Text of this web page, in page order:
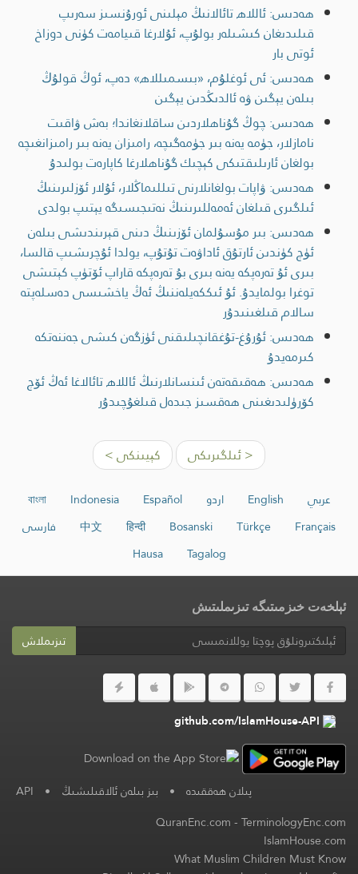
ھەدىس: ئاللاھ تائالانىڭ مېلىنى ئورۇنسىز سەرىپ
قىلىدىغان كىشىلەر بولۇپ، ئۇلارغا قىيامەت كۈنى دوزاخ
ئوتى بار
ھەدىس: ئى ئوغلۇم، «بىسمىللاھ» دەپ، ئوڭ قولۇڭ
بىلەن يېگىن ۋە ئالدىڭدىن يېگىن
ھەدىس: چوڭ گۇناھلاردىن ساقلانغاندا؛ بەش ۋاقىت
نامازلار، جۈمە يەنە بىر جۈمەگىچە، رامىزان يەنە بىر رامىزانغىچە
بولغان ئارىلىقتىكى كېچىك گۇناھلارغا كاپارەت بولىدۇ
ھەدىس: ۋاپات بولغانلارنى تىللىماڭلار، ئۇلار ئۆزلىرىنىڭ
ئىلگىرى قىلغان ئەمەللىرىنىڭ نەتىجىسىگە يېتىپ بولدى
ھەدىس: بىر مۇسۇلمان ئۆزىنىڭ دىنى قېرىندىشى بىلەن
ئۈچ كۈندىن ئارتۇق ئاداۋەت تۇتۇپ، يولدا ئۇچرىشىپ قالسا،
بىرى ئۇ تەرەپكە يەنە بىرى بۇ تەرەپكە قاراپ ئۆتۈپ كېتىشى
توغرا بولمايدۇ. ئۇ ئىككەيلەننىڭ ئەڭ ياخشىسى دەسلەپتە
سالام قىلغىنىدۇر
ھەدىس: ئۇرۇغ-تۇغقانچىلىقنى ئۈزگەن كىشى جەننەتكە
كىرمەيدۇ
ھەدىس: ھەقىقەتەن ئىنسانلارنىڭ ئاللاھ تائالاغا ئەڭ ئۆچ
كۆرۈلىدىغىنى ھەقسىز جىدەل قىلغۇچىدۇر
< ئىلگىرىكى كېيىنكى >
عربي English اردو Español
Indonesia
বাংলা
Français
Türkçe
Bosanski
हिन्दी
中文
فارسی
Tagalog
Hausa
ئېلخەت خىزمىتىگە تىزىملىتىش
تىزىملاش
github.com/IslamHouse-API
پىلان ھەققىدە • بىز بىلەن ئالاقىلىشىڭ •
API
QuranEnc.com-TerminologyEnc.com
IslamHouse.com
What Muslim Children Must Know